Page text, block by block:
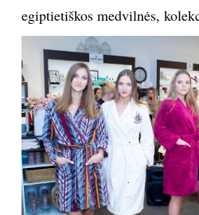
ISTORIJA
KNYGOS
INTERJERAS
NAMAI
VIRTUVĖ
egiptietiškos medvilnės,